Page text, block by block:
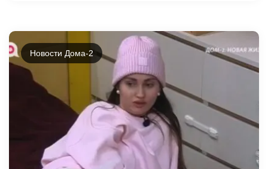
Новости Дома-2